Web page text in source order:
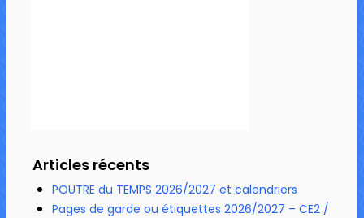
Articles récents
POUTRE du TEMPS 2026/2027 et calendriers
Pages de garde ou étiquettes 2026/2027 – CE2 /